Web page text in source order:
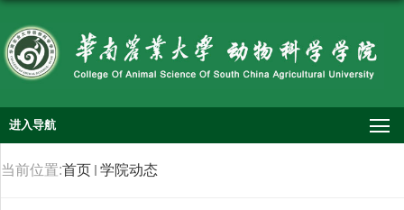
进入导航
当前位置:首页 学院动态